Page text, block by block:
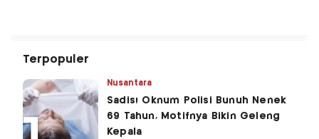
Terpopuler
Nusantara
Sadis! Oknum Polisi Bunuh Nenek
69 Tahun, Motifnya Bikin Geleng
Kepala